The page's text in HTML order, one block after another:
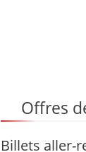
Offres
Billets aller-